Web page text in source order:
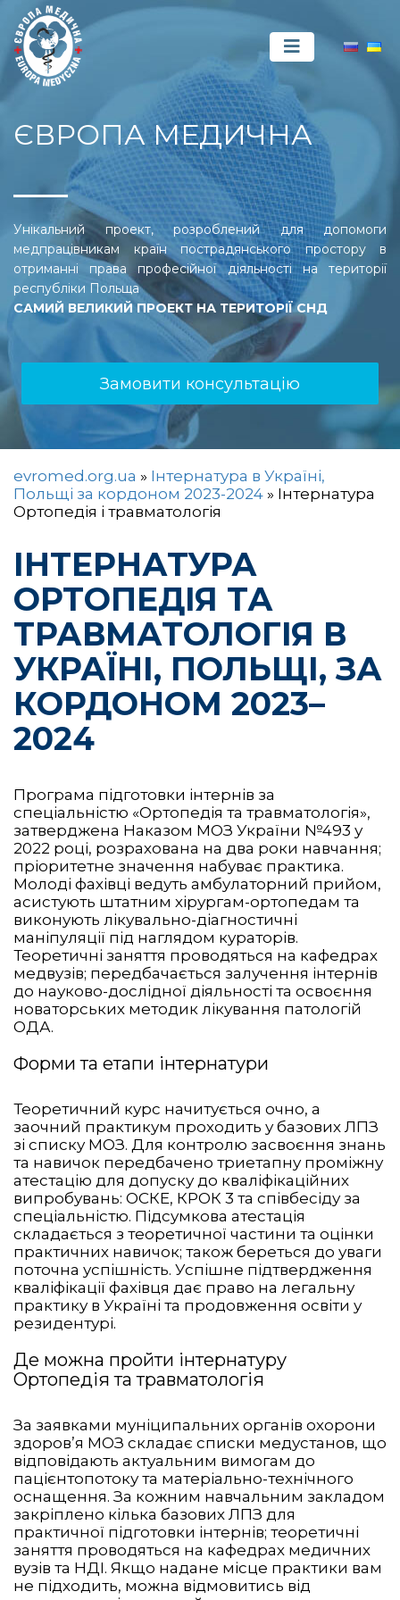
ЄВРОПА МЕДИЧНА
Унікальний проект, розроблений для допомоги
медпрацівникам країн пострадянського простору в
отриманні права професійної діяльності на території
республіки Польща
САМИЙ ВЕЛИКИЙ ПРОЕКТ НА ТЕРИТОРІЇ СНД
Замовити консультацію
evromed.org.ua » Інтернатура в Україні,
Польщі за кордоном 2023-2024 » Інтернатура
Ортопедія і травматологія
ІНТЕРНАТУРА
ОРТОПЕДІЯ ТА
ТРАВМАТОЛОГІЯ В
УКРАЇНІ, ПОЛЬЩІ, ЗА
КОРДОНОМ 2023–
2024
Програма підготовки інтернів за
спеціальністю «Ортопедія та травматологія»,
затверджена Наказом МОЗ України №493 у
2022 році, розрахована на два роки навчання;
пріоритетне значення набуває практика.
Молоді фахівці ведуть амбулаторний прийом,
асистують штатним хірургам-ортопедам та
виконують лікувально-діагностичні
маніпуляції під наглядом кураторів.
Теоретичні заняття проводяться на кафедрах
медвузів; передбачається залучення інтернів
до науково-дослідної діяльності та освоєння
новаторських методик лікування патологій
ОДА.
Форми та етапи інтернатури
Теоретичний курс начитується очно, а
заочний практикум проходить у базових ЛПЗ
зі списку МОЗ. Для контролю засвоєння знань
та навичок передбачено триетапну проміжну
атестацію для допуску до кваліфікаційних
випробувань: ОСКЕ, КРОК 3 та співбесіду за
спеціальністю. Підсумкова атестація
складається з теоретичної частини та оцінки
практичних навичок; також береться до уваги
поточна успішність. Успішне підтвердження
кваліфікації фахівця дає право на легальну
практику в Україні та продовження освіти у
резидентурі.
Де можна пройти інтернатуру
Ортопедія та травматологія
За заявками муніципальних органів охорони
здоров’я МОЗ складає списки медустанов, що
відповідають актуальним вимогам до
пацієнтопотоку та матеріально-технічного
оснащення. За кожним навчальним закладом
закріплено кілька базових ЛПЗ для
практичної підготовки інтернів; теоретичні
заняття проводяться на кафедрах медичних
вузів та НДІ. Якщо надане місце практики вам
не підходить, можна відмовитись від